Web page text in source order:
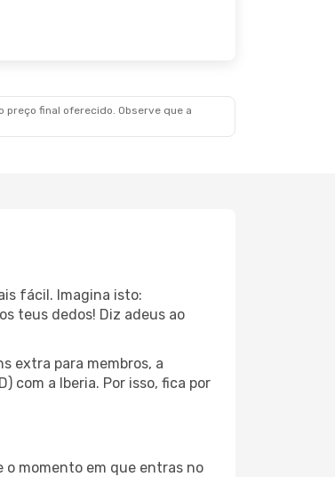
final oferecido. Observe que a
fácil. Imagina isto:
teus dedos! Diz adeus ao
extra para membros, a
com a Iberia. Por isso, fica por
o momento em que entras no